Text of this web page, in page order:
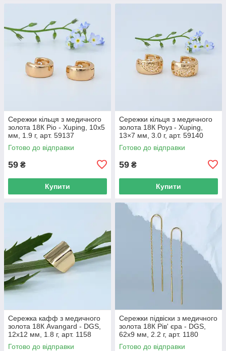
Сережки кільця з медичного
золота 18К Ріо - Xuping, 10х5
мм, 1.9 г, арт. 59137
Готово до відправки
59 ₴
Купити
Сережки кільця з медичного
золота 18К Роуз - Xuping,
13×7 мм, 3.0 г, арт. 59140
Готово до відправки
59 ₴
Купити
Сережка кафф з медичного
золота 18К Avangard - DGS,
12х12 мм, 1.8 г, арт. 1158
Готово до відправки
Сережки підвіски з медичного
золота 18К Рів' єра - DGS,
62х9 мм, 2.2 г, арт. 1180
Готово до відправки